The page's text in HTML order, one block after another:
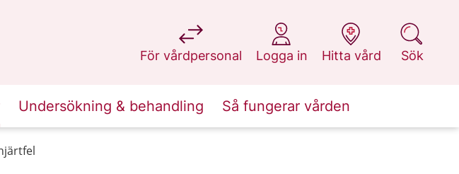
För vårdpersonal
på 1177.se
Logga in
på 1177.se
Hitta vård
på 1177.se
Sök
på 1177.se
Undersökning & behandling Så fungerar vården